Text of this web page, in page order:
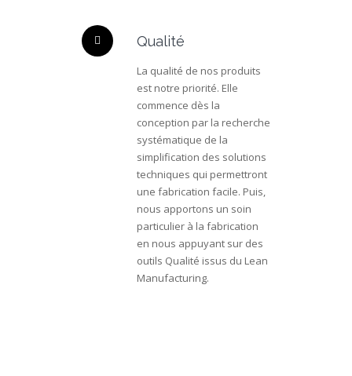
Qualité
La qualité de nos produits
est notre priorité. Elle
commence dès la
conception par la recherche
systématique de la
simplification des solutions
techniques qui permettront
une fabrication facile. Puis,
nous apportons un soin
particulier à la fabrication
en nous appuyant sur des
outils Qualité issus du Lean
Manufacturing.